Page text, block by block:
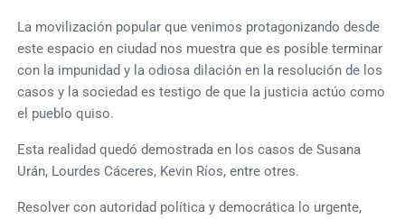
La movilización popular que venimos protagonizando desde
este espacio en ciudad nos muestra que es posible terminar
con la impunidad y la odiosa dilación en la resolución de los
casos y la sociedad es testigo de que la justicia actúo como
el pueblo quiso.
Esta realidad quedó demostrada en los casos de Susana
Urán, Lourdes Cáceres, Kevin Ríos, entre otres.
Resolver con autoridad política y democrática lo urgente,